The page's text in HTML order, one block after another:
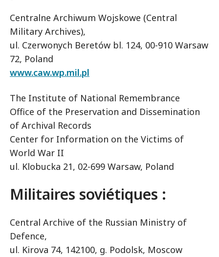
Centralne Archiwum Wojskowe (Central
Military Archives),
ul. Czerwonych Beretów bl. 124, 00-910 Warsaw
72, Poland
www.caw.wp.mil.pl
The Institute of National Remembrance
Office of the Preservation and Dissemination
of Archival Records
Center for Information on the Victims of
World War II
ul. Klobucka 21, 02-699 Warsaw, Poland
Militaires soviétiques :
Central Archive of the Russian Ministry of
Defence,
ul. Kirova 74, 142100, g. Podolsk, Moscow